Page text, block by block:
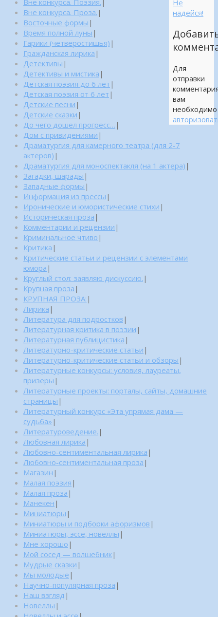
Не
надейся!
Для
отправки
вам
необходимо
Вне конкурса. Проза. |
Восточные формы |
Время полной луны |
Гарики (четверостишья) |
Гражданская лирика |
Детективы |
Детективы и мистика |
Детская поэзия до 6 лет |
Детская поэзия от 6 лет |
Детские песни |
Детские сказки |
До чего дошел прогресс… |
Дом с привидениями |
Драматургия для камерного театра (для 2-7
актеров) |
Драматургия для моноспектакля (на 1 актера) |
Загадки, шарады |
Западные формы |
Информация из прессы |
Иронические и юмористические стихи |
Историческая проза |
Комментарии и рецензии |
Криминальное чтиво |
Критика |
Критические статьи и рецензии с элементами
юмора |
Круглый стол: заявляю дискуссию. |
Крупная проза |
КРУПНАЯ ПРОЗА: |
Лирика |
Литература для подростков |
Литературная критика в поэзии |
Литературная публицистика |
Литературно-критические статьи |
Литературно-критические статьи и обзоры |
Литературные конкурсы: условия, лауреаты,
призеры |
Литературные проекты: порталы, сайты, домашние
страницы |
Литературный конкурс «Эта упрямая дама —
судьба» |
Литературоведение. |
Любовная лирика |
Любовно-сентиментальная лирика |
Любовно-сентиментальная проза |
Магазин |
Малая поэзия |
Малая проза |
Манекен |
Миниатюры |
Миниатюры и подборки афоризмов |
Миниатюры, эссе, новеллы |
Мне хорошо |
Мой сосед — волшебник|
Мудрые сказки |
Мы молодые |
Научно-популярная проза |
Наш взгляд |
Новеллы |